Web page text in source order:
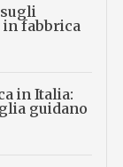
in fabbrica
in Italia:
guidano